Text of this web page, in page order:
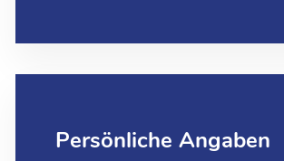
Persönliche Angaben